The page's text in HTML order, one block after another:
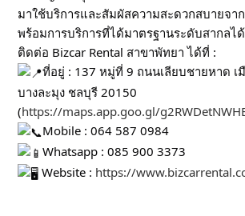
มาใช้บริการและสัมผัสความสะดวกสบายจ
พร้อมการบริการที่ได้มาตรฐานระดับสากลไ
ติดต่อ Bizcar Rental สาขาพัทยา ได้ที่ :
ที่อยู่ : 137 หมู่ที่ 9 ถนนเลียบชายหาด เ
บางละมุง ชลบุรี 20150
(https://maps.app.goo.gl/
Mobile : 064 587 0984
Whatsapp : 085 900 3373
Website : https://